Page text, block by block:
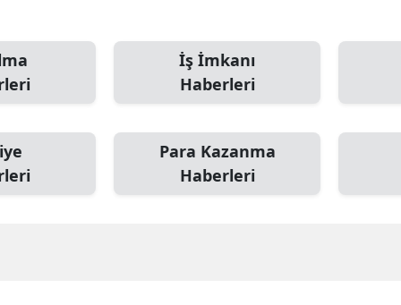
İş İmkanı
Haberleri
Para Kazanma
Haberleri